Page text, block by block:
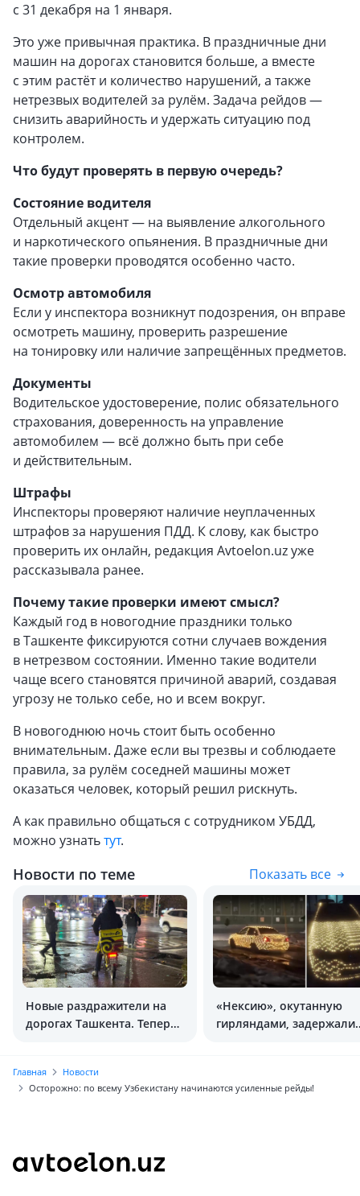
с 31 декабря на 1 января.
Это уже привычная практика. В праздничные дни
машин на дорогах становится больше, а вместе
с этим растёт и количество нарушений, а также
нетрезвых водителей за рулём. Задача рейдов —
снизить аварийность и удержать ситуацию под
контролем.
Что будут проверять в первую очередь?
Состояние водителя
Отдельный акцент — на выявление алкогольного
и наркотического опьянения. В праздничные дни
такие проверки проводятся особенно часто.
Осмотр автомобиля
Если у инспектора возникнут подозрения, он вправе
осмотреть машину, проверить разрешение
на тонировку или наличие запрещённых предметов.
Документы
Водительское удостоверение, полис обязательного
страхования, доверенность на управление
автомобилем — всё должно быть при себе
и действительным.
Штрафы
Инспекторы проверяют наличие неуплаченных
штрафов за нарушения ПДД. К слову, как быстро
проверить их онлайн, редакция Avtoelon.uz уже
рассказывала ранее.
Почему такие проверки имеют смысл?
Каждый год в новогодние праздники только
в Ташкенте фиксируются сотни случаев вождения
в нетрезвом состоянии. Именно такие водители
чаще всего становятся причиной аварий, создавая
угрозу не только себе, но и всем вокруг.
В новогоднюю ночь стоит быть особенно
внимательным. Даже если вы трезвы и соблюдаете
правила, за рулём соседней машины может
оказаться человек, который решил рискнуть.
А как правильно общаться с сотрудником УБДД,
можно узнатьтут.
Новости по теме Показать все
Новые раздражители на
дорогах Ташкента. Теперь
«Нексию», окутанную
гирляндами, задержали
Главная
Новости
Осторожно: по всему Узбекистану начинаются усиленные рейды!